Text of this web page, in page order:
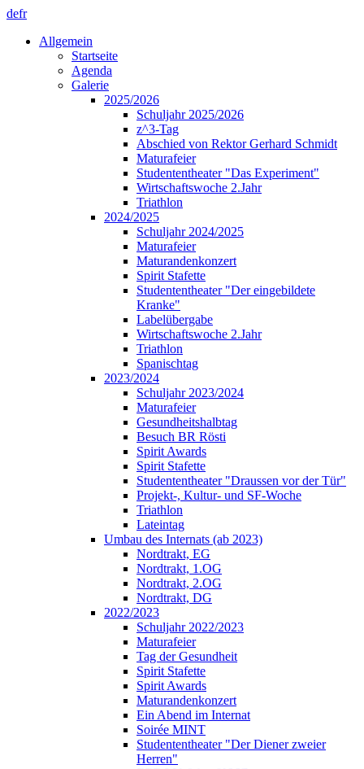
defr
Allgemein
Startseite
Agenda
Galerie
2025/2026
Schuljahr 2025/2026
z^3-Tag
Abschied von Rektor Gerhard Schmidt
Maturafeier
Studententheater "Das Experiment"
Wirtschaftswoche 2.Jahr
Triathlon
2024/2025
Schuljahr 2024/2025
Maturafeier
Maturandenkonzert
Spirit Stafette
Studententheater "Der eingebildete
Kranke"
Labelübergabe
Wirtschaftswoche 2.Jahr
Triathlon
Spanischtag
2023/2024
Schuljahr 2023/2024
Maturafeier
Gesundheitshalbtag
Besuch BR Rösti
Spirit Awards
Spirit Stafette
Studententheater "Draussen vor der Tür"
Projekt-, Kultur- und SF-Woche
Triathlon
Lateintag
Umbau des Internats (ab 2023)
Nordtrakt, EG
Nordtrakt, 1.OG
Nordtrakt, 2.OG
Nordtrakt, DG
2022/2023
Schuljahr 2022/2023
Maturafeier
Tag der Gesundheit
Spirit Stafette
Spirit Awards
Maturandenkonzert
Ein Abend im Internat
Soirée MINT
Studententheater "Der Diener zweier
Herren"